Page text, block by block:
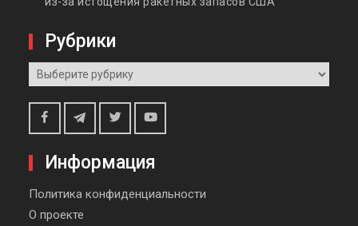
Рубрики
Рубрики
Telegram
Информация
Политика конфиденциальности
О проекте